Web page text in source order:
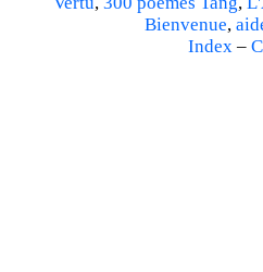
Bienvenue,
Index–